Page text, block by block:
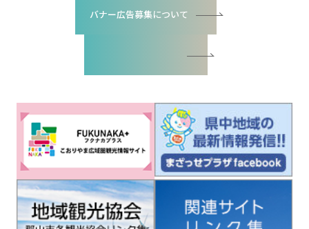
バナー広告募集について